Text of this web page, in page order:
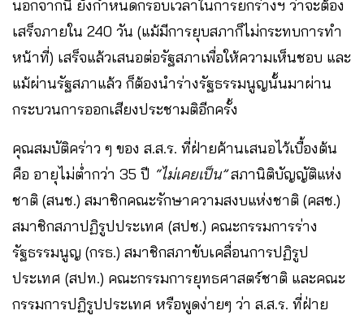
นอกจากนี้ ยังกำหนดกรอบเวลาในการยกร่างฯ ว่าจะต้อง
เสร็จภายใน 240 วัน (แม้มีการยุบสภาก็ไม่กระทบการทำ
หน้าที่) เสร็จแล้วเสนอต่อรัฐสภาเพื่อให้ความเห็นชอบ และ
แม้ผ่านรัฐสภาแล้ว ก็ต้องนำร่างรัฐธรรมนูญนั้นมาผ่าน
กระบวนการออกเสียงประชามติอีกครั้ง
คุณสมบัติคร่าว ๆ ของ ส.ส.ร. ที่ฝ่ายค้านเสนอไว้เบื้องต้น
คือ อายุไม่ต่ำกว่า 35 ปี “ไม่เคยเป็น”สภานิติบัญญัติแห่ง
ชาติ (สนช.) สมาชิกคณะรักษาความสงบแห่งชาติ (คสช.)
สมาชิกสภาปฏิรูปประเทศ (สปช.) คณะกรรมการร่าง
รัฐธรรมนูญ (กรธ.) สมาชิกสภาขับเคลื่อนการปฏิรูป
ประเทศ (สปท.) คณะกรรมการยุทธศาสตร์ชาติ และคณะ
กรรมการปฏิรูปประเทศ หรือพูดง่ายๆ ว่า ส.ส.ร. ที่ฝ่าย